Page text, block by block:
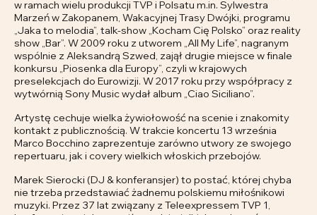
w ramach wielu produkcji TVP i Polsatu m.in. Sylwestra
Marzeń w Zakopanem, Wakacyjnej Trasy Dwójki, programu
„Jaka to melodia”, talk-show „Kocham Cię Polsko” oraz reality
show „Bar”. W 2009 roku z utworem „All My Life”, nagranym
wspólnie z Aleksandrą Szwed, zajął drugie miejsce w finale
konkursu „Piosenka dla Europy”, czyli w krajowych
preselekcjach do Eurowizji. W 2017 roku przy współpracy z
wytwórnią Sony Music wydał album „Ciao Siciliano”.
Artystę cechuje wielka żywiołowość na scenie i znakomity
kontakt z publicznością. W trakcie koncertu 13 września
Marco Bocchino zaprezentuje zarówno utwory ze swojego
repertuaru, jak i covery wielkich włoskich przebojów.
Marek Sierocki (DJ & konferansjer) to postać, której chyba
nie trzeba przedstawiać żadnemu polskiemu miłośnikowi
muzyki. Przez 37 lat związany z Teleexpressem TVP 1,